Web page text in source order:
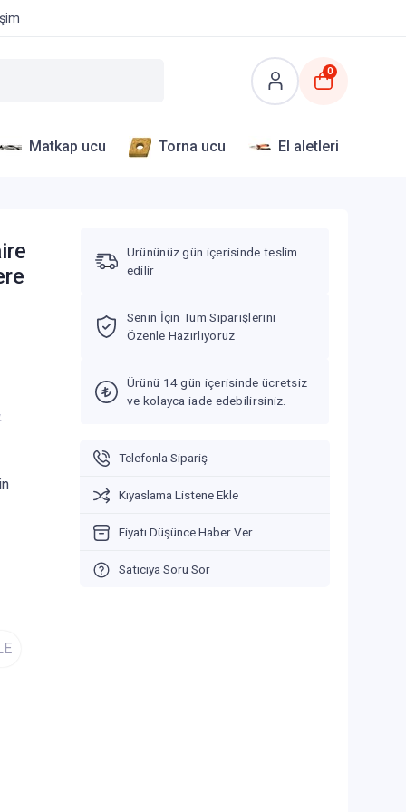
0
Matkap ucu Torna ucu El aletleri
Ürününüz gün içerisinde teslim
edilir
Senin İçin Tüm Siparişlerini
Özenle Hazırlıyoruz
Ürünü 14 gün içerisinde ücretsiz
ve kolayca iade edebilirsiniz.
Telefonla Sipariş
Kıyaslama Listene Ekle
Fiyatı Düşünce Haber Ver
Satıcıya Soru Sor